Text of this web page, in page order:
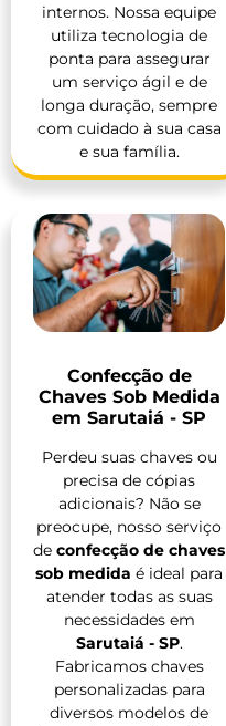
internos. Nossa equipe
utiliza tecnologia de
ponta para assegurar
um serviço ágil e de
longa duração, sempre
com cuidado à sua casa
e sua família.
Confecção de
Chaves Sob Medida
em Sarutaiá - SP
Perdeu suas chaves ou
precisa de cópias
adicionais? Não se
preocupe, nosso serviço
de confecção de chaves
sob medida é ideal para
atender todas as suas
necessidades em
Sarutaiá - SP.
Fabricamos chaves
personalizadas para
diversos modelos de